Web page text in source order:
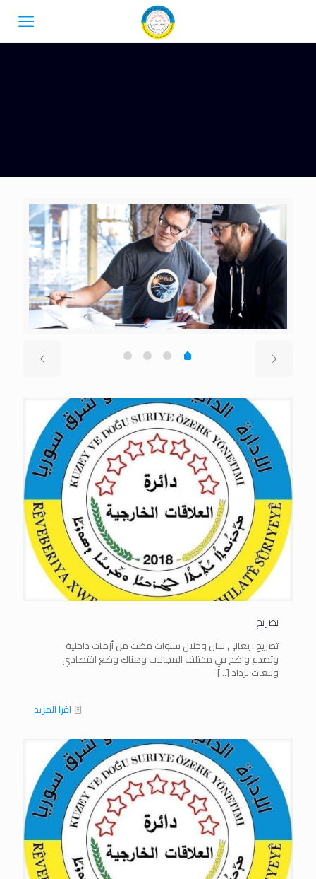
تصريح
تصريح : يعاني لبنان وخلال سنوات مضت من أزمات داخلية
وتصدع واضح في مختلف المجالات وهناك وضع اقتصادي
وتبعات تزداد […]
اقرا المزيد